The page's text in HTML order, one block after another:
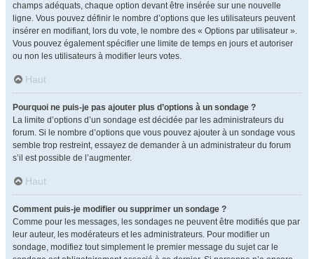
champs adéquats, chaque option devant être insérée sur une nouvelle
ligne. Vous pouvez définir le nombre d’options que les utilisateurs peuvent
insérer en modifiant, lors du vote, le nombre des « Options par utilisateur ».
Vous pouvez également spécifier une limite de temps en jours et autoriser
ou non les utilisateurs à modifier leurs votes.
Haut
Pourquoi ne puis-je pas ajouter plus d’options à un sondage ?
La limite d’options d’un sondage est décidée par les administrateurs du
forum. Si le nombre d’options que vous pouvez ajouter à un sondage vous
semble trop restreint, essayez de demander à un administrateur du forum
s’il est possible de l’augmenter.
Haut
Comment puis-je modifier ou supprimer un sondage ?
Comme pour les messages, les sondages ne peuvent être modifiés que par
leur auteur, les modérateurs et les administrateurs. Pour modifier un
sondage, modifiez tout simplement le premier message du sujet car le